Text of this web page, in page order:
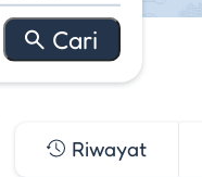
Riwayat